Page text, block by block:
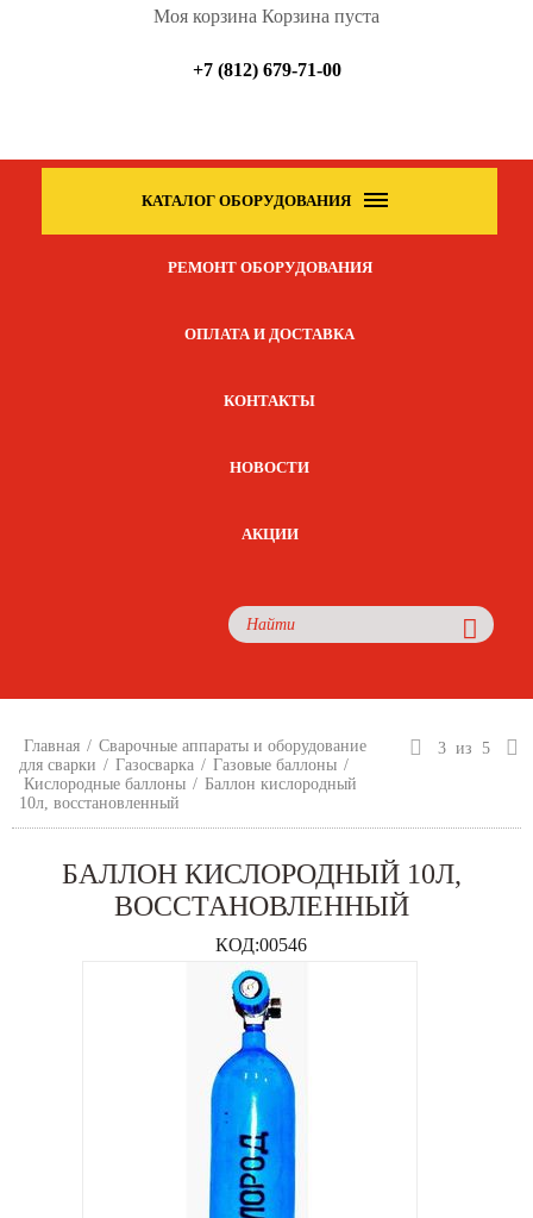
Моя корзина Корзина пуста
+7 (812) 679-71-00
КАТАЛОГ ОБОРУДОВАНИЯ
РЕМОНТ ОБОРУДОВАНИЯ
ОПЛАТА И ДОСТАВКА
КОНТАКТЫ
НОВОСТИ
АКЦИИ
Главная / Сварочные аппараты и оборудование
для сварки / Газосварка / Газовые баллоны /
Кислородные баллоны / Баллон кислородный
10л, восстановленный
3 из 5
БАЛЛОН КИСЛОРОДНЫЙ 10Л,
ВОССТАНОВЛЕННЫЙ
КОД:00546